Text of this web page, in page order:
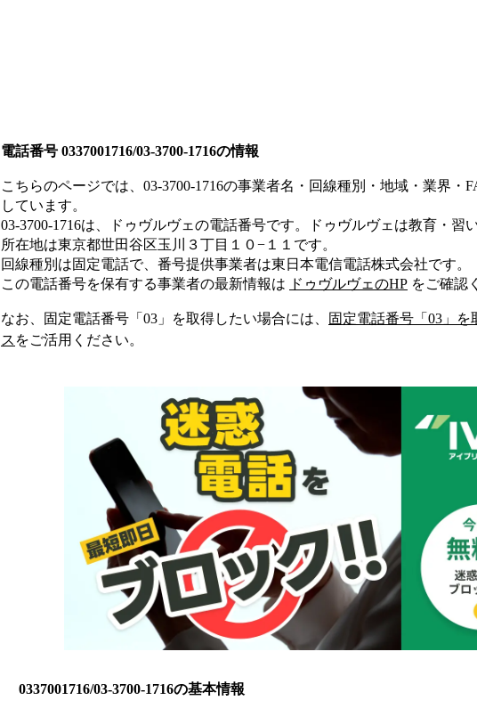
電話番号 0337001716/03-3700-1716の情報
こちらのページでは、 03-3700-1716の事業者名・回線種別・地域・業界・
しています。
03-3700-1716は、 ドゥヴルヴェの電話番号です。 ドゥヴルヴェは教育・習
所在地は東京都世田谷区玉川３丁目１０−１１ です。
回線種別は固定電話で、番号提供事業者は東日本電信電話株式会社です。
この電話番号を保有する事業者の最新情報は ドゥヴルヴェのHP をご確認
なお、固定電話番号「 03 」を取得したい場合には、 固定電話番号「 03 」
ス をご活用ください。
0337001716/03-3700-1716の基本情報